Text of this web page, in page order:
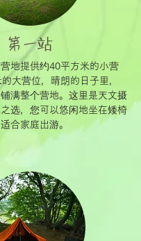
第一站
地提供约40平方米的小营
大营位，晴朗的日子里，
满整个营地。这里是天文摄
选，您可以悠闲地坐在矮椅
合家庭出游。